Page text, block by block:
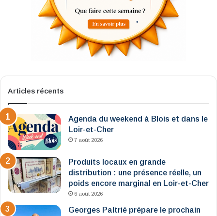
Articles récents
Agenda du weekend à Blois et dans le
Loir-et-Cher
7 août 2026
Produits locaux en grande
distribution : une présence réelle, un
poids encore marginal en Loir-et-Cher
6 août 2026
Georges Paltrié prépare le prochain